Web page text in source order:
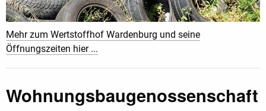
Mehr zum Wertstoffhof Wardenburg und seine
Öffnungszeiten hier ...
Wohnungsbaugenossenschaft